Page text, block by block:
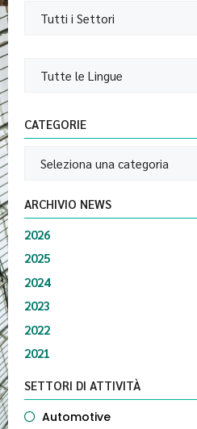
CATEGORIE
ARCHIVIO NEWS
2026
2025
2024
2023
2022
2021
SETTORI DI ATTIVITÀ
Automotive